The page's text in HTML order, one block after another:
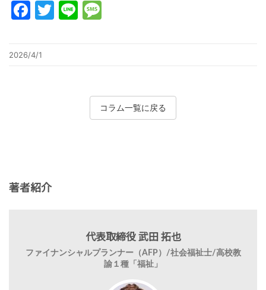
Facebook
Twitter
Line
2026/4/1
コラム一覧に戻る
著者紹介
代表取締役 武田 拓也
ファイナンシャルプランナー（AFP）/社会福祉士/高校教
諭１種「福祉」